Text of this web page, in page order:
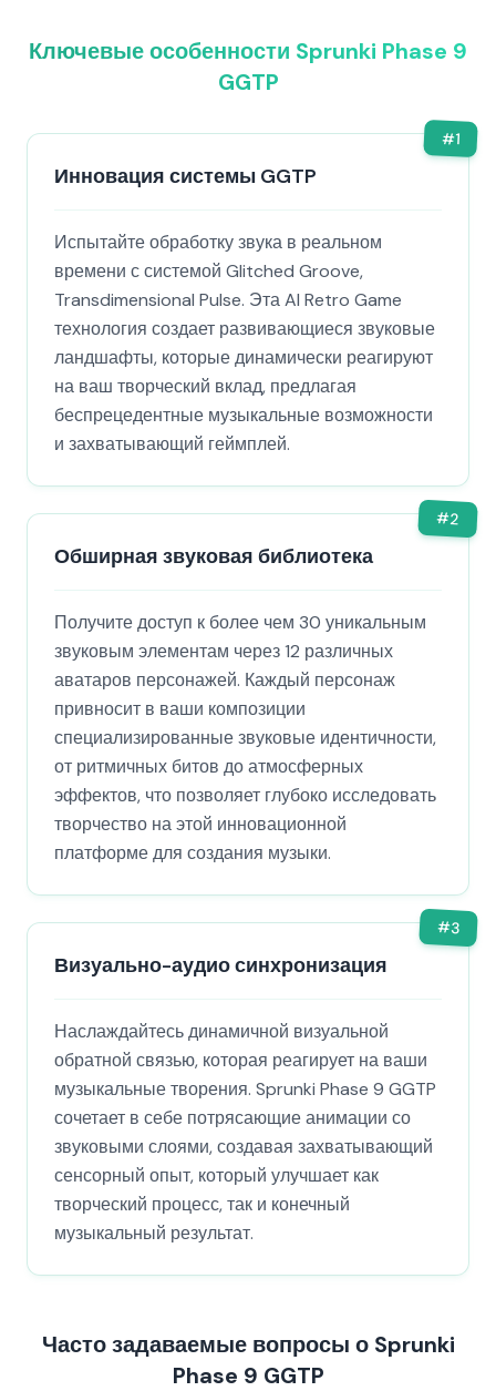
Ключевые особенности Sprunki Phase 9
GGTP
#1
Инновация системы GGTP
Испытайте обработку звука в реальном
времени с системой Glitched Groove,
Transdimensional Pulse. Эта AI Retro Game
технология создает развивающиеся звуковые
ландшафты, которые динамически реагируют
на ваш творческий вклад, предлагая
беспрецедентные музыкальные возможности
и захватывающий геймплей.
#2
Обширная звуковая библиотека
Получите доступ к более чем 30 уникальным
звуковым элементам через 12 различных
аватаров персонажей. Каждый персонаж
привносит в ваши композиции
специализированные звуковые идентичности,
от ритмичных битов до атмосферных
эффектов, что позволяет глубоко исследовать
творчество на этой инновационной
платформе для создания музыки.
#3
Визуально-аудио синхронизация
Наслаждайтесь динамичной визуальной
обратной связью, которая реагирует на ваши
музыкальные творения. Sprunki Phase 9 GGTP
сочетает в себе потрясающие анимации со
звуковыми слоями, создавая захватывающий
сенсорный опыт, который улучшает как
творческий процесс, так и конечный
музыкальный результат.
Часто задаваемые вопросы о Sprunki
Phase 9 GGTP